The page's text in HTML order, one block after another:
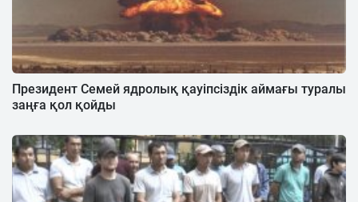
Президент Семей ядролық қауіпсіздік аймағы туралы
заңға қол қойды